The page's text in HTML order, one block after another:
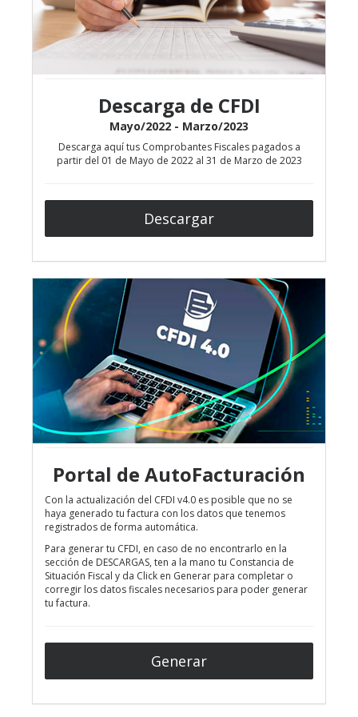
Descarga de CFDI
Mayo/2022 - Marzo/2023
Descarga aquí tus Comprobantes Fiscales pagados a
partir del 01 de Mayo de 2022 al 31 de Marzo de 2023
Descargar
Portal de AutoFacturación
Con la actualización del CFDI v4.0 es posible que no se
haya generado tu factura con los datos que tenemos
registrados de forma automática.
Para generar tu CFDI, en caso de no encontrarlo en la
sección de DESCARGAS, ten a la mano tu Constancia de
Situación Fiscal y da Click en Generar para completar o
corregir los datos fiscales necesarios para poder generar
tu factura.
Generar